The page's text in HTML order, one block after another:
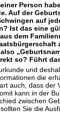
Person
Auf der
auf
Ist das eine
dem
so? Führt
und
die
auch, dass
kann in der
zwischen
Sie die